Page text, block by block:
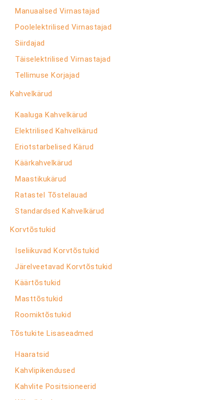
Manuaalsed Virnastajad
Poolelektrilised Virnastajad
Siirdajad
Täiselektrilised Virnastajad
Tellimuse Korjajad
Kahvelkärud
Kaaluga Kahvelkärud
Elektrilised Kahvelkärud
Eriotstarbelised Kärud
Käärkahvelkärud
Maastikukärud
Ratastel Tõstelauad
Standardsed Kahvelkärud
Korvtõstukid
Iseliikuvad Korvtõstukid
Järelveetavad Korvtõstukid
Käärtõstukid
Masttõstukid
Roomiktõstukid
Tõstukite Lisaseadmed
Haaratsid
Kahvlipikendused
Kahvlite Positsioneerid